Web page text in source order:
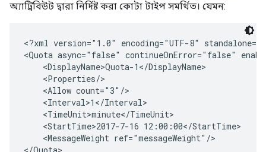
অ্যাট্রিবিউট দ্বারা নির্দিষ্ট করা কোটা টাইপ সমর্থিত। যেমন:
<?xml version="1.0" encoding="UTF-8"
<Quota async="false" continueOnError="false"
    <DisplayName>Quota-1</DisplayName>
    <Properties/>
    <Allow count="3"/>
    <Interval>1</Interval>
    <TimeUnit>minute</TimeUnit>
    <StartTime>2017-7-16 12:00:00</StartTime>
    <MessageWeight ref="messageWeight"/>